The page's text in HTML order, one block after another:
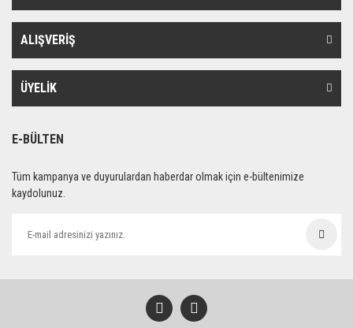
ALIŞVERİŞ
ÜYELİK
E-BÜLTEN
Tüm kampanya ve duyurulardan haberdar olmak için e-bültenimize
kaydolunuz.